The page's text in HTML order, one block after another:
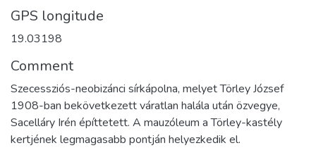
GPS longitude
19.03198
Comment
Szecessziós-neobizánci sírkápolna, melyet Törley József
1908-ban bekövetkezett váratlan halála után özvegye,
Sacelláry Irén építtetett. A mauzóleum a Törley-kastély
kertjének legmagasabb pontján helyezkedik el.